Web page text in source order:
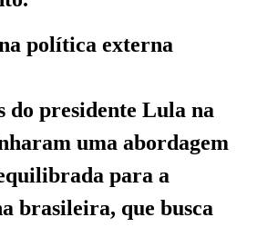
política externa
do presidente Lula na
uma abordagem
para a
brasileira, que busca